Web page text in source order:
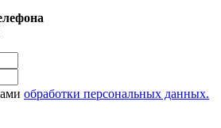
обработки персональных данных.